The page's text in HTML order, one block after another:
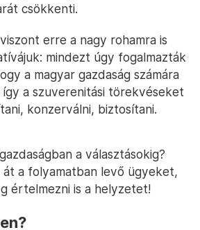
csökkenti.
erre a nagy rohamra is
mindezt úgy fogalmazták
a magyar gazdaság számára
a szuverenitási törekvéseket
konzerválni, biztosítani.
a választásokig?
a folyamatban levő ügyeket,
értelmezni is a helyzetet!